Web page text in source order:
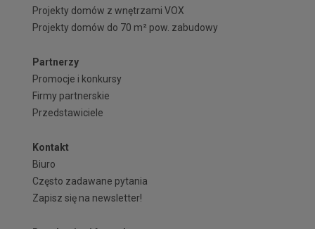
Projekty domów z wnętrzami VOX
Projekty domów do 70 m² pow. zabudowy
Partnerzy
Promocje i konkursy
Firmy partnerskie
Przedstawiciele
Kontakt
Biuro
Często zadawane pytania
Zapisz się na newsletter!